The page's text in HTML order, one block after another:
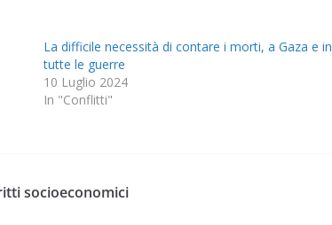
La difficile necessità di contare i morti, a Gaza e in
tutte le guerre
10 Luglio 2024
In "Conflitti"
socioeconomici